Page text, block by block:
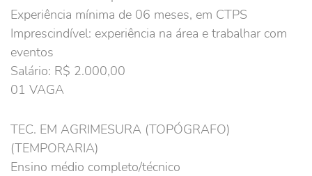
Experiência mínima de 06 meses, em CTPS
Imprescindível: experiência na área e trabalhar com
eventos
Salário: R$ 2.000,00
01 VAGA
TEC. EM AGRIMESURA (TOPÓGRAFO)
(TEMPORARIA)
Ensino médio completo/técnico